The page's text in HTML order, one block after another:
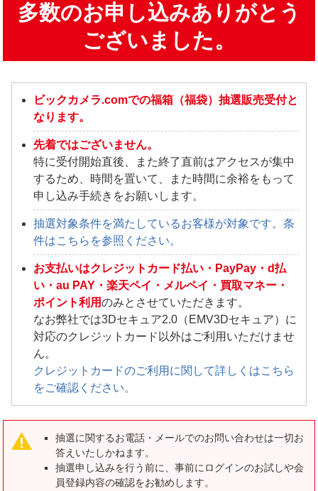
多数のお申し込みありがとう
ございました。
ビックカメラ.comでの福箱（福袋）抽選販売受付と
なります。
先着ではございません。
特に受付開始直後、また終了直前はアクセスが集中
するため、時間を置いて、また時間に余裕をもって
申し込み手続きをお願いします。
抽選対象条件を満たしているお客様が対象です。条
件はこちらを参照ください。
お支払いはクレジットカード払い・PayPay・d払
い・au PAY・楽天ペイ・メルペイ・買取マネー・
ポイント利用のみとさせていただきます。
なお弊社では3Dセキュア2.0（EMV3Dセキュア）に
対応のクレジットカード以外はご利用いただけませ
ん。
クレジットカードのご利用に関して詳しくはこちら
をご確認ください。
抽選に関するお電話・メールでのお問い合わせは一切お
答えいたしかねます。
抽選申し込みを行う前に、事前にログインのお試しや会
員登録内容の確認をお勧めします。